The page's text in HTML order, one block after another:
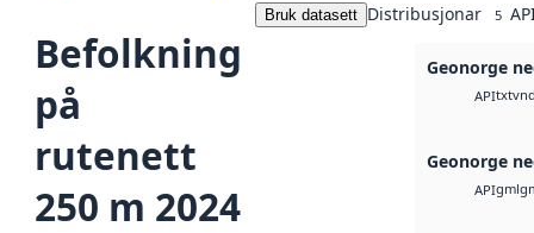
Befolkning
på
rutenett
250 m 2024
Bruk datasett Distribusjonar 5
Geonorge
APItxt
Geonorge
APIgml